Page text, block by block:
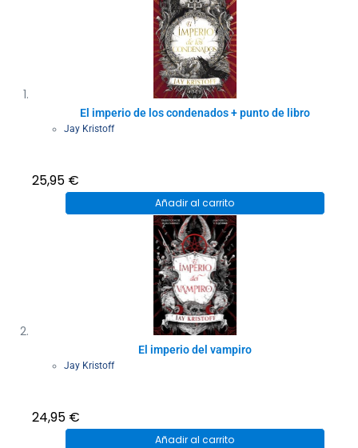
El imperio de los condenados + punto de libro
Jay Kristoff
25,95 €
Añadir al carrito
El imperio del vampiro
Jay Kristoff
24,95 €
Añadir al carrito